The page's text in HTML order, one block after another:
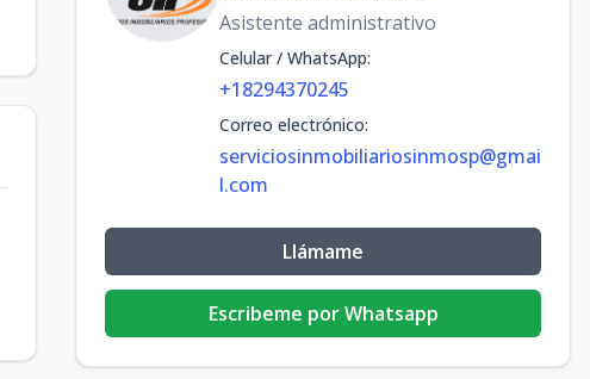
Asistente administrativo
Celular / WhatsApp:
+18294370245
Correo electrónico:
serviciosinmobiliariosinmosp@gmai
l.com
Llámame
Escribeme por Whatsapp